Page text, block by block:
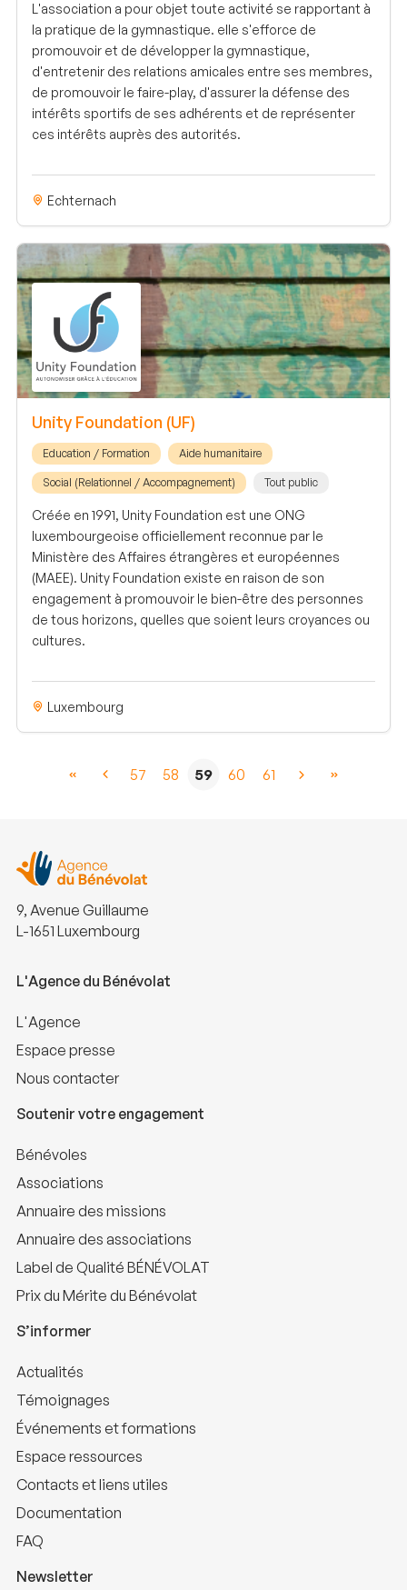
L'association a pour objet toute activité se rapportant à
la pratique de la gymnastique. elle s'efforce de
promouvoir et de développer la gymnastique,
d'entretenir des relations amicales entre ses membres,
de promouvoir le faire-play, d'assurer la défense des
intérêts sportifs de ses adhérents et de représenter
ces intérêts auprès des autorités.
Echternach
Unity Foundation (UF)
Education / Formation Aide humanitaire
Social (Relationnel / Accompagnement) Tout public
Créée en 1991, Unity Foundation est une ONG
luxembourgeoise officiellement reconnue par le
Ministère des Affaires étrangères et européennes
(MAEE). Unity Foundation existe en raison de son
engagement à promouvoir le bien-être des personnes
de tous horizons, quelles que soient leurs croyances ou
cultures.
Luxembourg
57 58 59 60 61
9, Avenue Guillaume
L-1651 Luxembourg
L'Agence du Bénévolat
L'Agence
Espace presse
Nous contacter
Soutenir votre engagement
Bénévoles
Associations
Annuaire des missions
Annuaire des associations
Label de Qualité BÉNÉVOLAT
Prix du Mérite du Bénévolat
S’informer
Actualités
Témoignages
Événements et formations
Espace ressources
Contacts et liens utiles
Documentation
FAQ
Newsletter